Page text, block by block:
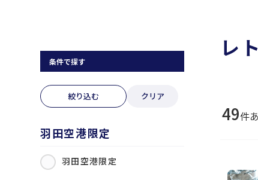
条件で探す
絞り込む クリア
羽田空港限定
羽田空港限定
レ
49件